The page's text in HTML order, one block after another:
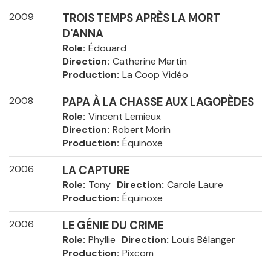
2009
TROIS TEMPS APRÈS LA MORT
D'ANNA
Role Édouard
Direction Catherine Martin
Production La Coop Vidéo
2008 PAPA À LA CHASSE AUX LAGOPÈDES
Role Vincent Lemieux
Direction Robert Morin
Production Équinoxe
2006 LA CAPTURE
Role Tony Direction Carole Laure
Production Équinoxe
2006 LE GÉNIE DU CRIME
Role Phyllie Direction Louis Bélanger
Production Pixcom